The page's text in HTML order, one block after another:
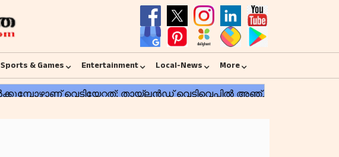
Sports & Games Entertainment Local-News More